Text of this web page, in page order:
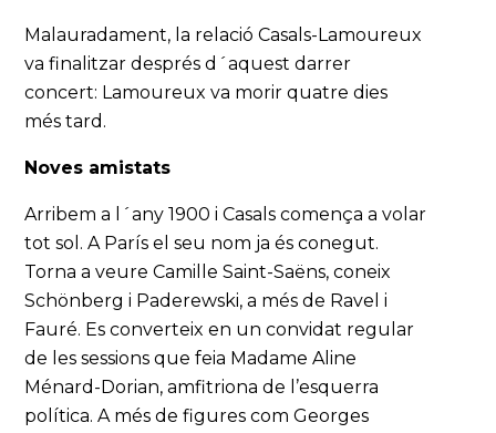
Malauradament, la relació Casals-Lamoureux
va finalitzar després d´aquest darrer
concert: Lamoureux va morir quatre dies
més tard.
Noves amistats
Arribem a l´any 1900 i Casals comença a volar
tot sol. A París el seu nom ja és conegut.
Torna a veure Camille Saint-Saëns, coneix
Schönberg i Paderewski, a més de Ravel i
Fauré. Es converteix en un convidat regular
de les sessions que feia Madame Aline
Ménard-Dorian, amfitriona de l’esquerra
política. A més de figures com Georges